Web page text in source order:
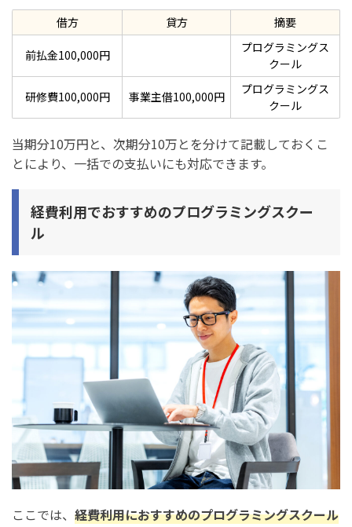
借方 貸方 摘要
前払金100,000円
プログラミングス
クール
研修費100,000円 事業主借100,000円
プログラミングス
クール
当期分10万円と、次期分10万とを分けて記載しておくこ
とにより、一括での支払いにも対応できます。
経費利用でおすすめのプログラミングスクー
ル
ここでは、 経費利用におすすめのプログラミングスクール